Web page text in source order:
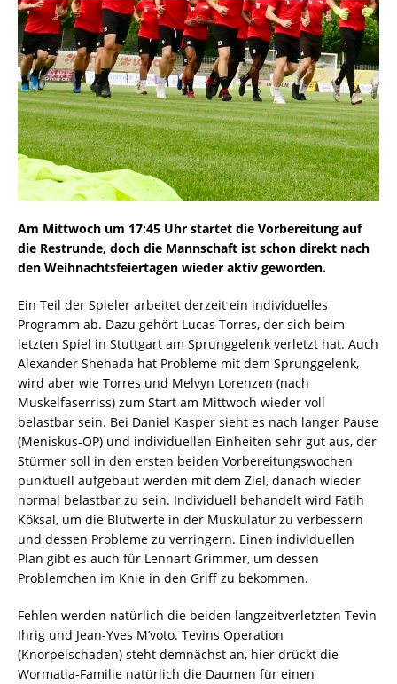
Am Mittwoch um 17:45 Uhr startet die Vorbereitung auf
die Restrunde, doch die Mannschaft ist schon direkt nach
den Weihnachtsfeiertagen wieder aktiv geworden.
Ein Teil der Spieler arbeitet derzeit ein individuelles
Programm ab. Dazu gehört Lucas Torres, der sich beim
letzten Spiel in Stuttgart am Sprunggelenk verletzt hat. Auch
Alexander Shehada hat Probleme mit dem Sprunggelenk,
wird aber wie Torres und Melvyn Lorenzen (nach
Muskelfaserriss) zum Start am Mittwoch wieder voll
belastbar sein. Bei Daniel Kasper sieht es nach langer Pause
(Meniskus-OP) und individuellen Einheiten sehr gut aus, der
Stürmer soll in den ersten beiden Vorbereitungswochen
punktuell aufgebaut werden mit dem Ziel, danach wieder
normal belastbar zu sein. Individuell behandelt wird Fatih
Köksal, um die Blutwerte in der Muskulatur zu verbessern
und dessen Probleme zu verringern. Einen individuellen
Plan gibt es auch für Lennart Grimmer, um dessen
Problemchen im Knie in den Griff zu bekommen.
Fehlen werden natürlich die beiden langzeitverletzten Tevin
Ihrig und Jean-Yves M’voto. Tevins Operation
(Knorpelschaden) steht demnächst an, hier drückt die
Wormatia-Familie natürlich die Daumen für einen